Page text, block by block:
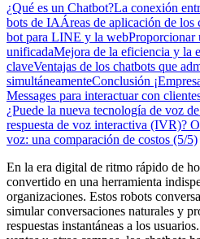
¿Qué es un Chatbot?La conexión
bots de IAÁreas de aplicación de los
bot para LINE y la webProporcionar
unificadaMejora de la eficiencia y la
claveVentajas de los chatbots que
simultáneamenteConclusión
Messages para interactuar con
¿Puede la nueva tecnología de voz
respuesta de voz interactiva (IVR)?
voz: una comparación de costos (5/5)
En la era digital de ritmo rápido de
convertido en una herramienta
organizaciones. Estos robots
simular conversaciones naturales y
respuestas instantáneas a los